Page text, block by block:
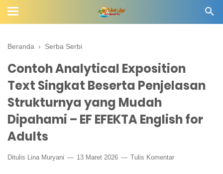
Beranda › Serba Serbi
Contoh Analytical Exposition
Text Singkat Beserta Penjelasan
Strukturnya yang Mudah
Dipahami – EF EFEKTA English for
Adults
Ditulis Lina Muryani 13 Maret 2026 Tulis Komentar